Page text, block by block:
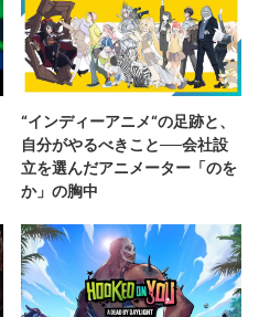
“インディーアニメ“の足跡と、
自分がやるべきこと──会社設
立を選んだアニメーター「のを
か」の胸中